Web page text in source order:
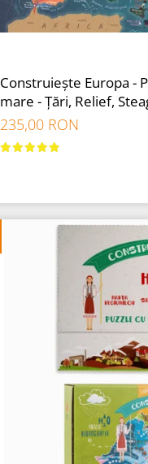
Construiește Europa -
mare - Țări, Relief,
235,00 RON